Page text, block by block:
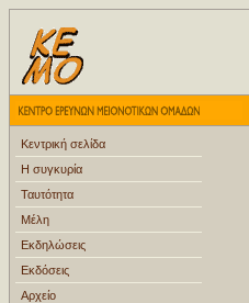
Κεντρική σελίδα
Η συγκυρία
Ταυτότητα
Μέλη
Εκδηλώσεις
Εκδόσεις
Αρχείο